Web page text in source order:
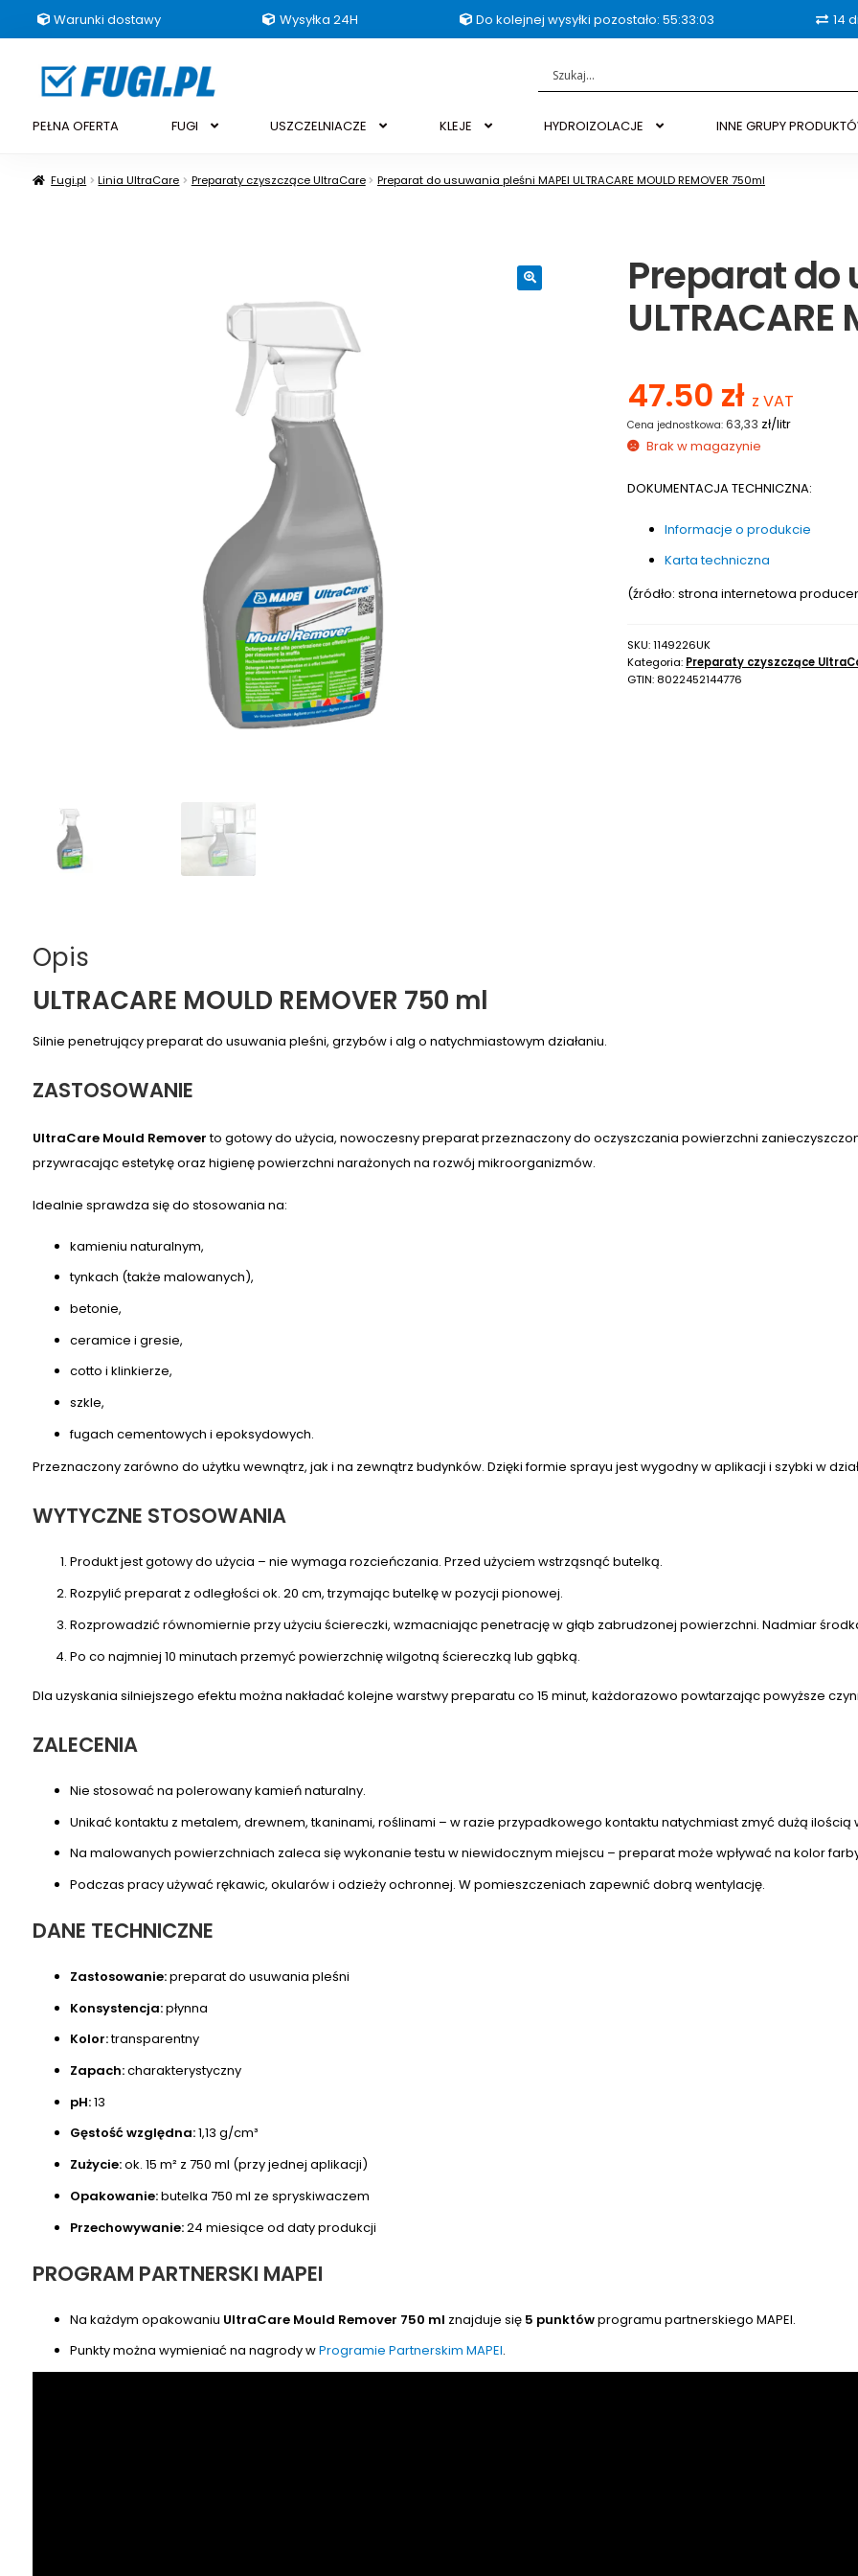
Warunki dostawy Wysyłka 24H Do kolejnej wysyłki pozostało: 55:33:02 14
Przejdź
Przejdź
PEŁNA OFERTA
FUGI USZCZELNIACZE KLEJE HYDROIZOLACJE INNE GRUPY
Fugi.pl Linia UltraCare Preparaty czyszczące UltraCare Preparat do usuwania pleśni MAPEI ULTRACARE MOULD REMOVER 750ml
Preparat do
ULTRACARE
47.50 zł z VAT
63,33 zł/litr
Brak w magazynie
DOKUMENTACJA TECHNICZNA:
Informacje o produkcie
Karta techniczna
(źródło: strona internetowa
SKU:1149226UK
Kategoria: Preparaty czyszczące
GTIN: 8022452144776
Opis
ULTRACARE MOULD REMOVER 750 ml
Silnie penetrujący preparat do usuwania pleśni, grzybów i alg o natychmiastowym działaniu.
ZASTOSOWANIE
UltraCare Mould Removerto gotowy do użycia, nowoczesny preparat przeznaczony do oczyszczania powierzchni
przywracając estetykę oraz higienę powierzchni narażonych na rozwój mikroorganizmów.
Idealnie sprawdza się do stosowania na:
kamieniu naturalnym,
tynkach (także malowanych),
betonie,
ceramice i gresie,
cotto i klinkierze,
szkle,
fugach cementowych i epoksydowych.
Przeznaczony zarówno do użytku wewnątrz, jak i na zewnątrz budynków. Dzięki formie sprayu jest wygodny w aplikacji i szybki w
WYTYCZNE STOSOWANIA
Produkt jest gotowy do użycia – nie wymaga rozcieńczania. Przed użyciem wstrząsnąć butelką.
Rozpylić preparat z odległości ok. 20 cm, trzymając butelkę w pozycji pionowej.
Rozprowadzić równomiernie przy użyciu ściereczki, wzmacniając penetrację w głąb zabrudzonej powierzchni. Nadmiar
Po co najmniej 10 minutach przemyć powierzchnię wilgotną ściereczką lub gąbką.
Dla uzyskania silniejszego efektu można nakładać kolejne warstwy preparatu co 15 minut, każdorazowo powtarzając powyższe
ZALECENIA
Nie stosować na polerowany kamień naturalny.
Unikać kontaktu z metalem, drewnem, tkaninami, roślinami – w razie przypadkowego kontaktu natychmiast zmyć dużą ilością
Na malowanych powierzchniach zaleca się wykonanie testu w niewidocznym miejscu – preparat może wpływać na kolor
Podczas pracy używać rękawic, okularów i odzieży ochronnej. W pomieszczeniach zapewnić dobrą wentylację.
DANE TECHNICZNE
Zastosowanie:preparat do usuwania pleśni
Konsystencja:płynna
Kolor:transparentny
Zapach:charakterystyczny
pH:13
Gęstość względna:1,13 g/cm³
Zużycie:ok. 15 m² z 750 ml (przy jednej aplikacji)
Opakowanie:butelka 750 ml ze spryskiwaczem
Przechowywanie:24 miesiące od daty produkcji
PROGRAM PARTNERSKI MAPEI
Na każdym opakowaniu UltraCare Mould Remover 750 ml znajduje się 5 punktówprogramu partnerskiego MAPEI.
Punkty można wymieniać na nagrody wProgramie Partnerskim MAPEI.